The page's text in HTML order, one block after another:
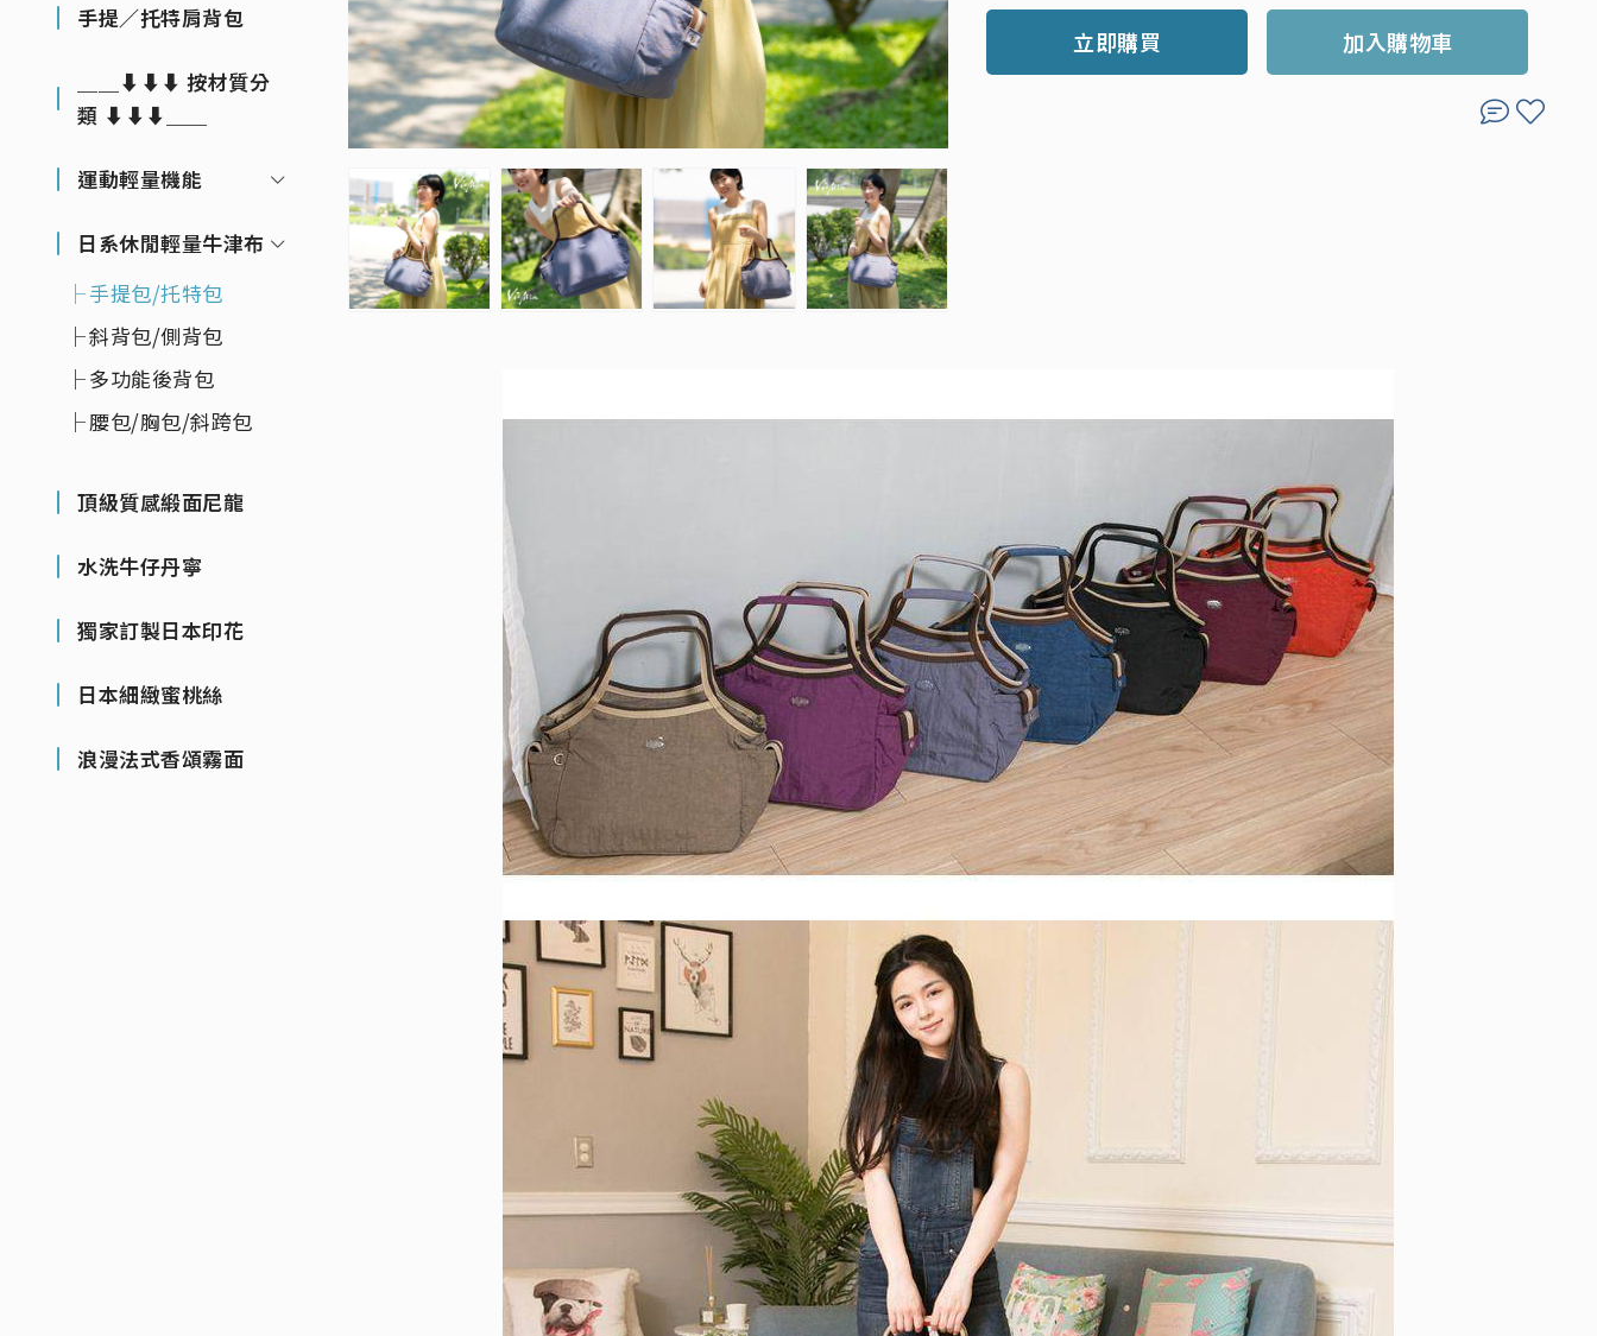
手提／托特肩背包
＿＿⬇⬇⬇ 按材質分
類 ⬇⬇⬇＿＿
運動輕量機能
日系休閒輕量牛津布
手提包/托特包
斜背包/側背包
多功能後背包
腰包/胸包/斜跨包
頂級質感緞面尼龍
水洗牛仔丹寧
獨家訂製日本印花
日本細緻蜜桃絲
浪漫法式香頌霧面
立即購買 加入購物車